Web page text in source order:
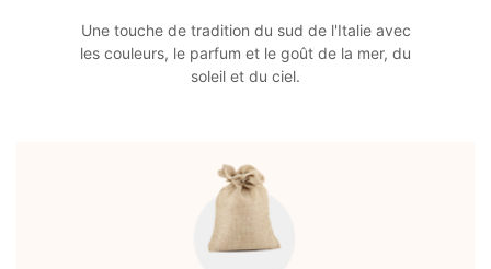
Une touche de tradition du sud de l'Italie avec
les couleurs, le parfum et le goût de la mer, du
soleil et du ciel.